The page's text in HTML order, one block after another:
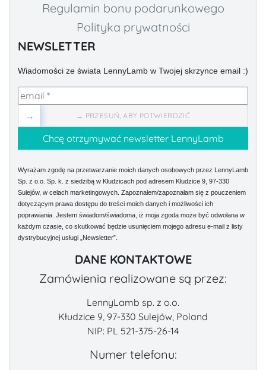
Regulamin bonu podarunkowego
Polityka prywatności
NEWSLETTER
Wiadomości ze świata LennyLamb w Twojej skrzynce email :)
→ PRZESUŃ, ABY POTWIERDZIĆ
→
Wyrażam zgodę na przetwarzanie moich danych osobowych przez LennyLamb
Sp. z o.o. Sp. k. z siedzibą w Kłudzicach pod adresem Kłudzice 9, 97-330
Sulejów, w celach marketingowych. Zapoznałem/zapoznałam się z pouczeniem
dotyczącym prawa dostępu do treści moich danych i możliwości ich
poprawiania. Jestem świadom/świadoma, iż moja zgoda może być odwołana w
każdym czasie, co skutkować będzie usunięciem mojego adresu e-mail z listy
dystrybucyjnej usługi „Newsletter”.
DANE KONTAKTOWE
Zamówienia realizowane są przez:
LennyLamb sp. z o.o.
Kłudzice 9, 97-330 Sulejów, Poland
NIP: PL 521-375-26-14
Numer telefonu: